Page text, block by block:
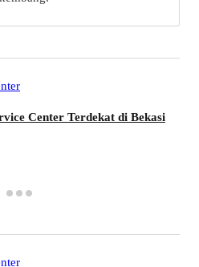
Center Terdekat di Bekasi